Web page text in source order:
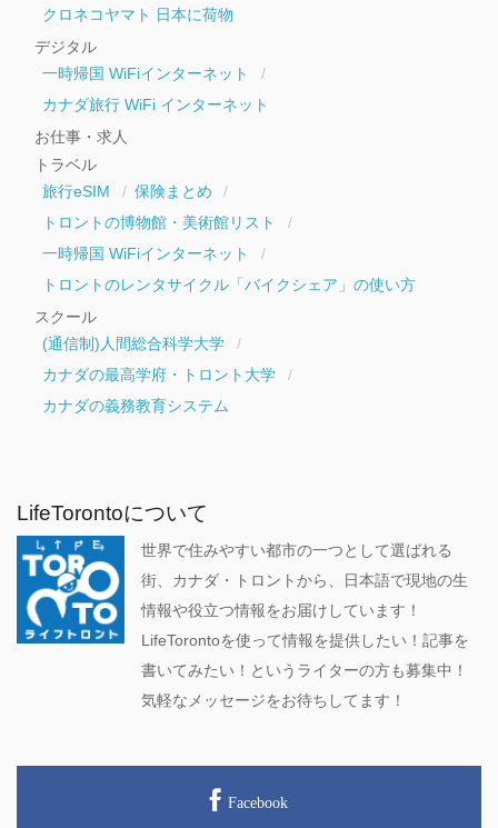
クロネコヤマト 日本に荷物
デジタル
一時帰国 WiFiインターネット
カナダ旅行 WiFi インターネット
お仕事・求人
トラベル
旅行eSIM
保険まとめ
トロントの博物館・美術館リスト
一時帰国 WiFiインターネット
トロントのレンタサイクル「バイクシェア」の使い方
スクール
(通信制)人間総合科学大学
カナダの最高学府・トロント大学
カナダの義務教育システム
LifeTorontoについて
世界で住みやすい都市の一つとして選ばれる
街、カナダ・トロントから、日本語で現地の生
情報や役立つ情報をお届けしています！
LifeTorontoを使って情報を提供したい！記事を
書いてみたい！というライターの方も募集中！
気軽なメッセージをお待ちしてます！
Facebook